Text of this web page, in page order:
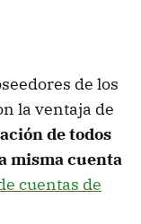
de los
la ventaja de
de todos
misma cuenta
cuentas de